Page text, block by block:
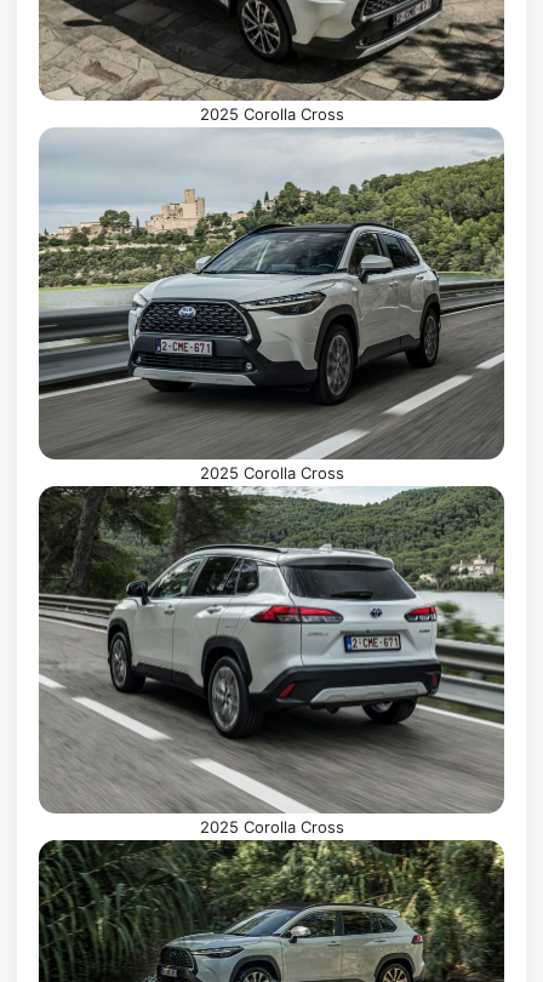
2025 Corolla Cross
2025 Corolla Cross
2025 Corolla Cross